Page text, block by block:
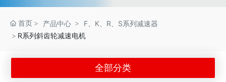
首页 产品中心
F、K、R、S系列减速器
R系列斜齿轮减速电机
全部分类